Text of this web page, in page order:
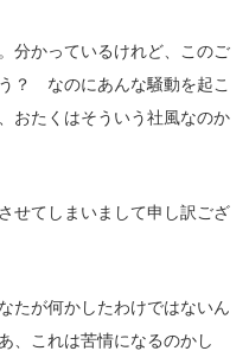
分かっているけれど、このご
？ なのにあんな騒動を起こ
おたくはそういう社風なのか
せてしまいまして申し訳ござ
たが何かしたわけではないん
、これは苦情になるのかし